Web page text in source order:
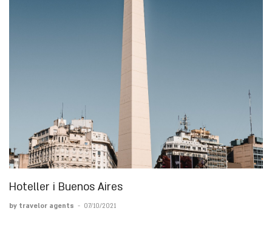
Hoteller i Buenos Aires
by travelor agents - 07/10/2021